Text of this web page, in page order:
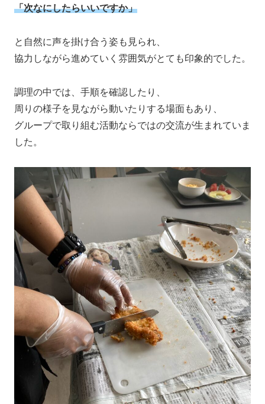
「次なにしたらいいですか」
と自然に声を掛け合う姿も見られ、
協力しながら進めていく雰囲気がとても印象的でした。
調理の中では、手順を確認したり、
周りの様子を見ながら動いたりする場面もあり、
グループで取り組む活動ならではの交流が生まれていま
した。